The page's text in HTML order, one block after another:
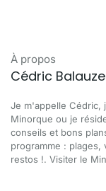
À propos
Cédric Balauze
Je m'appelle Cédric,
Minorque ou je
conseils et bons
programme :
restos !. Visiter le